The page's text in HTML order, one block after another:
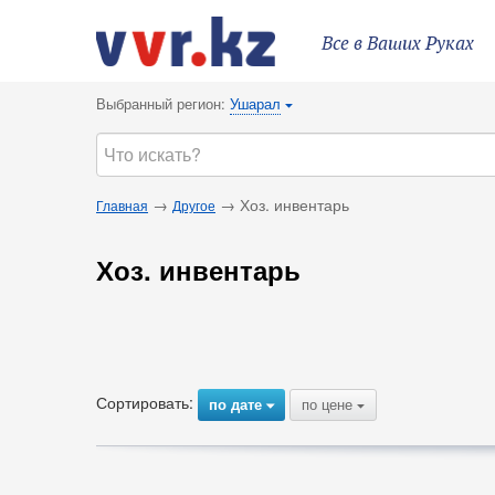
Все в Ваших Руках
Выбранный регион: Ушарал {
Главная → Другое → Хоз. инвентарь
Хоз. инвентарь
Сортировать: по дате{ по цене {